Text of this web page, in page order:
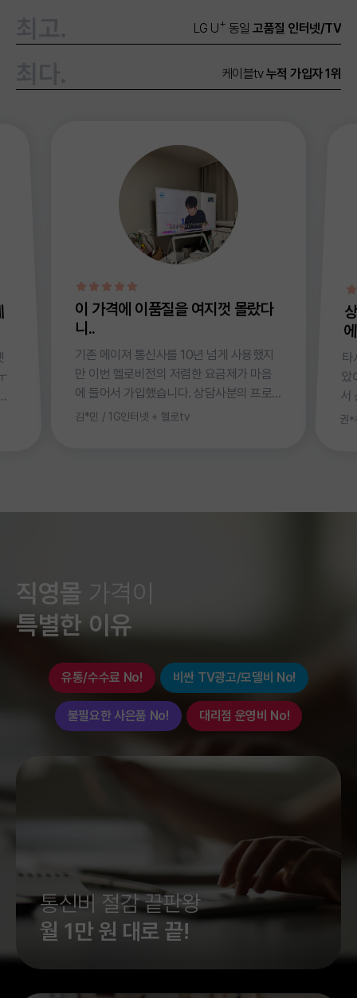
LG U+ 동일 고품질 인터넷/TV
케이블tv누적 가입자 1위
/
(저
되
도는 똑
ㅜ
많고^
만^^ T
은혜
르면
다^^
가입
이 가격에 이품질을 여지껏 몰랐다
니..
기존 메이져 통신사를 10년 넘게 사용했지
만 이번 헬로비전의 저렴한 요금제가 마음
에 들어서 가입했습니다. 상담사분의 프로
모션혜택도 좋았지만 무엇보다도 품질이 메
에 뛰어난 품질의 상품을 여지껏 몰랐다니, ,
앞으로 별일 없으면 쭈우욱 계속 이용할 생
각입니다. 가족의 모바일 통신사도 변경하
여 결합혜택도 받을 의향있습니다. 제가 헬
로모바일로 변경하고 2달정도 사용했는데,
문제없이 사용하고 있기 때문입니다. 사은
품,프로모션,요금제,품질...뭐하나 빠지는 게
없네요.
김*민 / 1G인터넷 + 헬로tv
직영몰 가격이
특별한 이유
유통/수수료 No! 비싼 TV광고/모델비 No!
불필요한 사은품 No! 대리점 운영비 No!
통신비 절감 끝판왕
월 1만 원 대로 끝!